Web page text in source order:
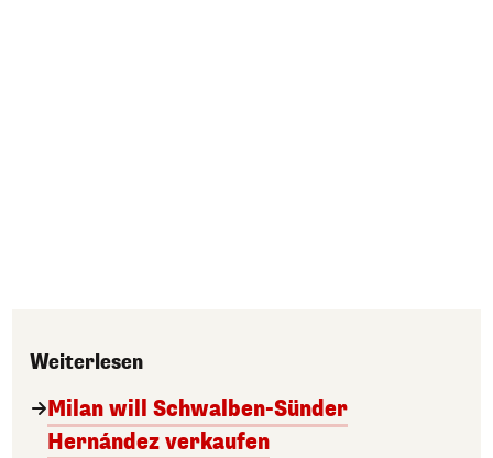
Weiterlesen
Milan will Schwalben-Sünder
Hernández verkaufen